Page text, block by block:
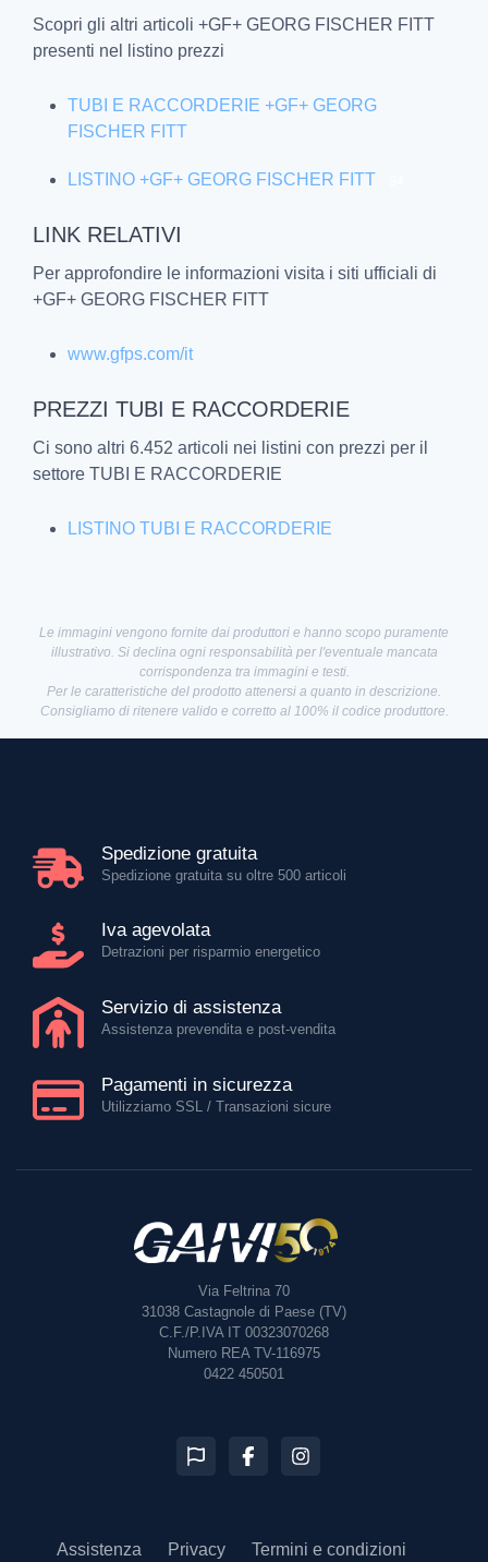
Scopri gli altri articoli +GF+ GEORG FISCHER FITT
presenti nel listino prezzi
TUBI E RACCORDERIE +GF+ GEORG
FISCHER FITT
LISTINO +GF+ GEORG FISCHER FITT
LINK RELATIVI
Per approfondire le informazioni visita i siti ufficiali di
+GF+ GEORG FISCHER FITT
www.gfps.com/it
PREZZI TUBI E RACCORDERIE
Ci sono altri 6.452 articoli nei listini con prezzi per il
settore TUBI E RACCORDERIE
LISTINO TUBI E RACCORDERIE
Le immagini vengono fornite dai produttori e hanno scopo puramente
illustrativo. Si declina ogni responsabilità per l'eventuale mancata
corrispondenza tra immagini e testi.
Per le caratteristiche del prodotto attenersi a quanto in descrizione.
Consigliamo di ritenere valido e corretto al 100% il codice produttore.
Spedizione gratuita
Spedizione gratuita su oltre 500 articoli
Iva agevolata
Detrazioni per risparmio energetico
Servizio di assistenza
Assistenza prevendita e post-vendita
Pagamenti in sicurezza
Utilizziamo SSL / Transazioni sicure
Via Feltrina 70
31038 Castagnole di Paese (TV)
C.F./P.IVA IT 00323070268
Numero REA TV-116975
0422 450501
Assistenza Privacy Termini e condizioni